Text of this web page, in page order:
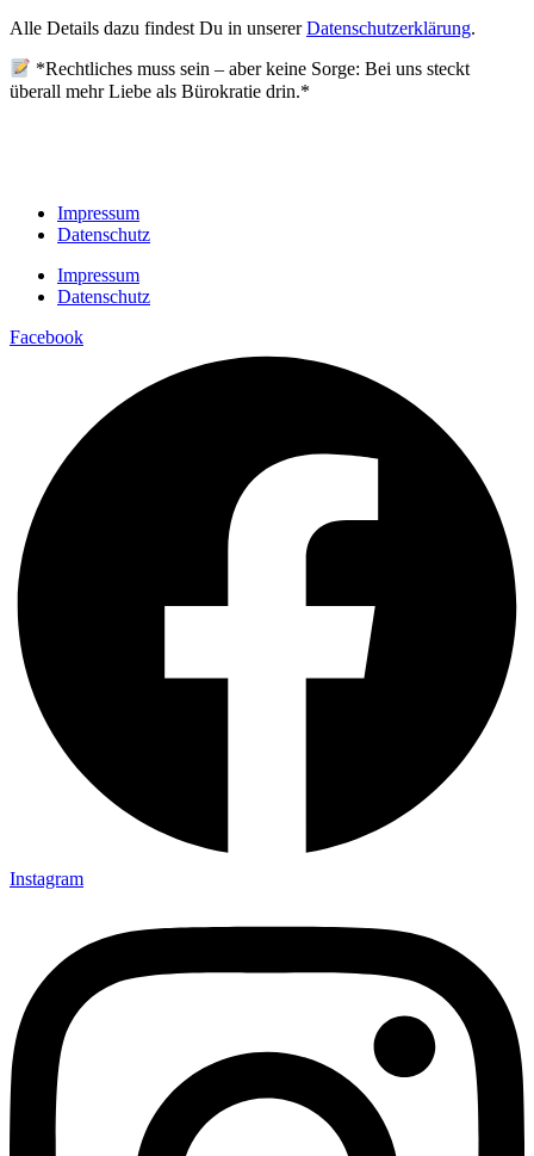
Alle Details dazu findest Du in unsererDatenschutzerklärung.
*Rechtliches muss sein – aber keine Sorge: Bei uns steckt
überall mehr Liebe als Bürokratie drin.*
Impressum
Datenschutz
Impressum
Datenschutz
Facebook
Instagram